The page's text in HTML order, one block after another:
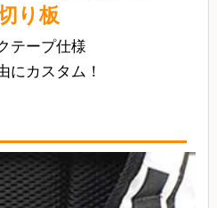
り板
テープ仕様
にカスタム！